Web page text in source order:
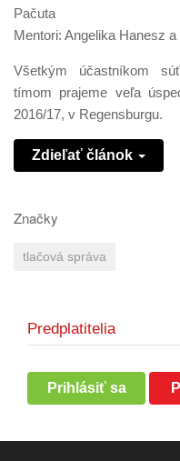
Pačuta
Mentori: Angelika Hanesz
Všetkým účastníkom
tímom prajeme veľa
2016/17, v Regensburgu.
Zdieľať článok
Značky
tlačová správa
Predplatitelia
Prihlásiť sa